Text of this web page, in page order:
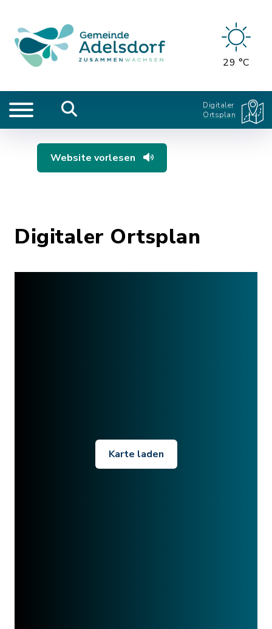
29 °C
Digitaler
Ortsplan
Website vorlesen
Digitaler Ortsplan
Karte laden